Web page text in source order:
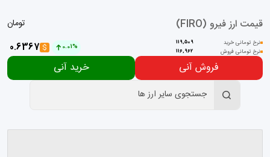
قیمت ارز فیرو (FIRO)
نرخ تومانی خرید 119,509
نرخ تومانی فروش 116,962
تومان
0.01%
$
0.6367
فروش آنی خرید آنی